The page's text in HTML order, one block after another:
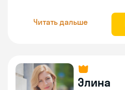
Читать дальше
Элина